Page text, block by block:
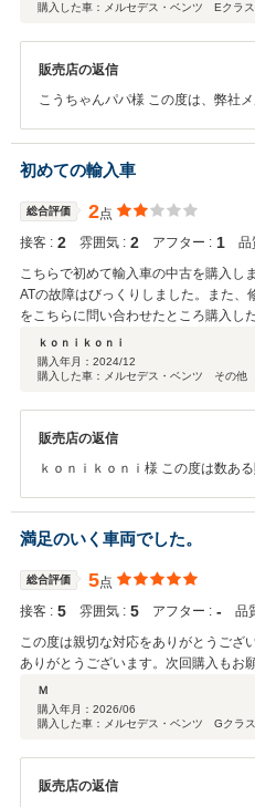
購入した車：メルセデス・ベンツ Eクラ
販売店の返信
こうちゃんパパ様 この度は、弊社メルセデス・ベンツをご納車させて
な嬉しい口コミをご投稿いただき
ます。 お引渡しまでスムーズにご案内でき、ご満足いただけたことを
大変嬉しく思います。 また、大切
ついてもご納得いただけたようで何よりです。 これか
テナンスをはじめ、お車に関するこ
い。 次回メンテナンスやお乗り換
と思っていただけるよう、より一層努めて
初めての輸入車
総合評価 2点
接客 : 2 雰囲気 : 2 アフター : 1 品
こちらで初めて輸入車の中古を購入し
ATの故障はびっくりしました。また
をこちらに問い合わせたところ購入し
こちらもびっくりしました。輸入車
た時と話が違いましたが後の祭りでし
入しましたがこちらのお店の担当の方
でした
ｋｏｎｉｋｏｎｉ
購入年月： 2024/12
購入した車：メルセデス・ベンツ その他
販売店の返信
ｋｏｎｉｋｏｎｉ様 この度は数あ
お掛けしましたことを心よりお詫び申し上げま
ATに高額な不具合が発生したこと
対応につきまして、ご期待を裏切
大変重く受け止めております。 中古輸入車は車種や年式、走行距離に
加え、市場相場や修復歴の有無、需
きく変動する場合がございます。し
ったとしても、お客様に十分ご納
相談いただける対応ができていなか
接客について厳しいご指摘をいた
スタッフ全員の接客品質向上とご説
た。 町田店店長 中山
満足のいく車両でした。
総合評価 5点
接客 : 5 雰囲気 : 5 アフター : ‐ 品
この度は親切な対応をありがとうござ
ありがとうございます。次回購入もお
Ｍ
購入年月： 2026/06
購入した車：メルセデス・ベンツ Gクラ
販売店の返信